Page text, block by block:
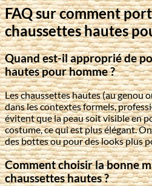
FAQ sur comment
chaussettes hautes
Quand est-il approprié de
hautes pour homme ?
Les chaussettes hautes (au genou
dans les contextes formels,
évitent que la peau soit visible en
costume, ce qui est plus élégant.
des bottes ou pour des looks plus
Comment choisir la bonne
chaussettes hautes ?